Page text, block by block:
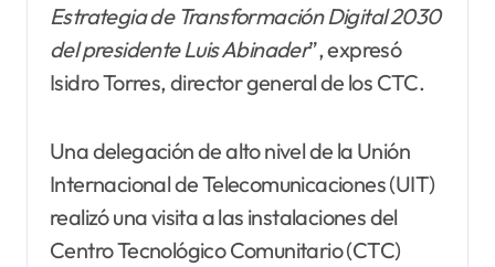
Estrategia de Transformación Digital 2030
del presidente Luis Abinader”, expresó
Isidro Torres, director general de los CTC.
Una delegación de alto nivel de la Unión
Internacional de Telecomunicaciones (UIT)
realizó una visita a las instalaciones del
Centro Tecnológico Comunitario (CTC)